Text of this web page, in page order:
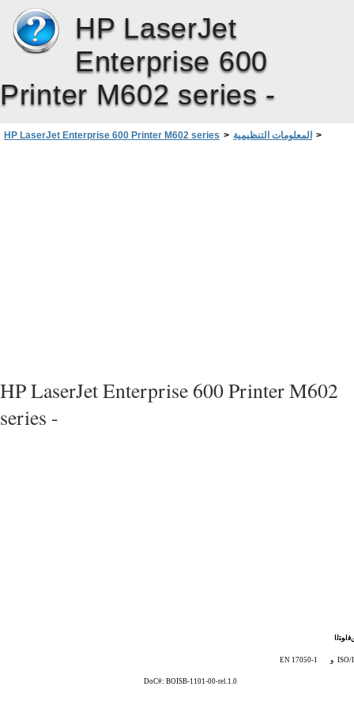
HP LaserJet
Enterprise 600
Printer M602 series -
HP LaserJet Enterprise 600 Printer M602 series > المعلومات التنظيمية >
HP LaserJet Enterprise 600 Printer M602
series -
ISO/ و EN 17050-1
DoC#: BOISB-1101-00-rel.1.0